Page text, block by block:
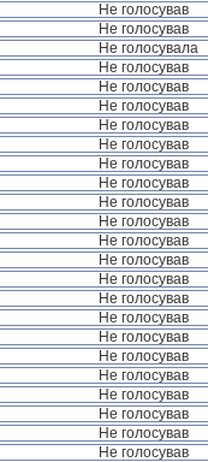
Не голосував
Не голосував
Не голосувала
Не голосував
Не голосував
Не голосував
Не голосував
Не голосував
Не голосував
Не голосував
Не голосував
Не голосував
Не голосував
Не голосував
Не голосував
Не голосував
Не голосував
Не голосував
Не голосував
Не голосував
Не голосував
Не голосував
Не голосував
Не голосував